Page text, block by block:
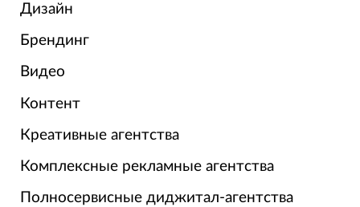
Дизайн
Брендинг
Видео
Контент
Креативные агентства
Комплексные рекламные агентства
Полносервисные диджитал-агентства